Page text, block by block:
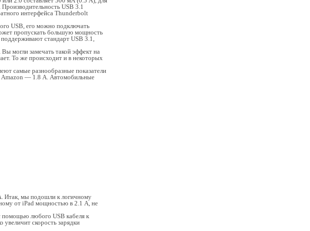
USB 3.1
интерфейса Thunderbolt
USB, его можно подключать
пропускать большую мощность
стандарт USB 3.1,
могли замечать такой эффект на
То же происходит и в некоторых
самые разнообразные показатели
Amazon — 1.8 А. Автомобильные
Итак, мы подошли к логичному
от iPad мощностью в 2.1 А, не
помощью любого USB кабеля к
увеличит скорость зарядки